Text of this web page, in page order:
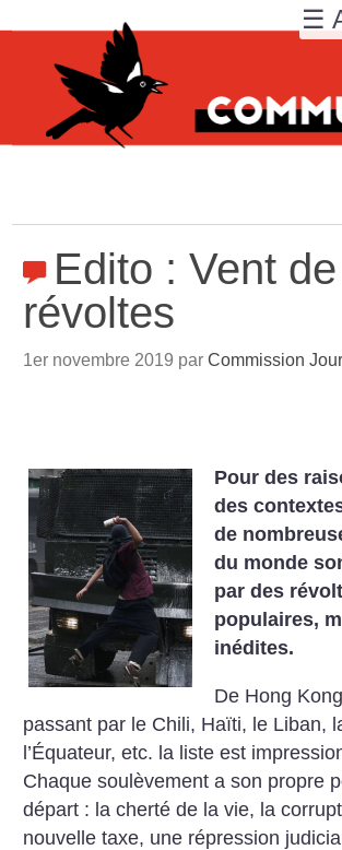
Edito : Vent de
révoltes
1er novembre 2019 parCommission
Pour des
des
de
du monde
par des
populaires,
inédites.
De Hong
passant par le Chili, Haïti, le Liban,
l’Équateur, etc. la liste est
Chaque soulèvement a son propre
départ : la cherté de la vie, la
nouvelle taxe, une répression
☰